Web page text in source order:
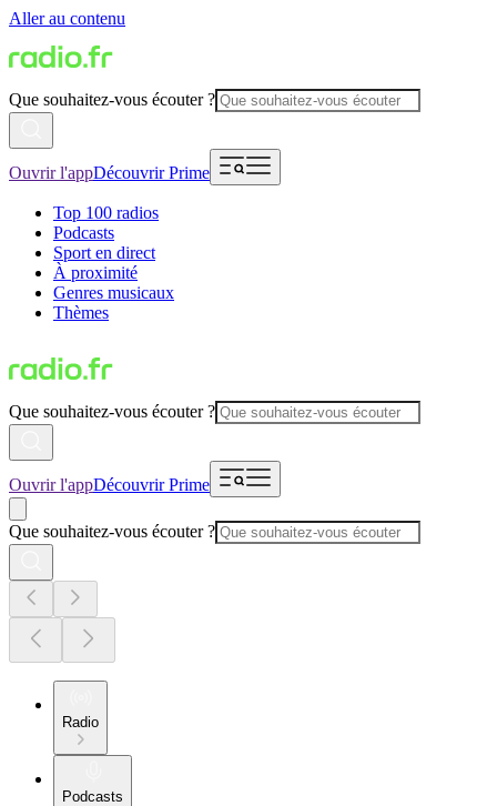
Aller au contenu
Que souhaitez-vous écouter ?
Ouvrir l'appDécouvrir Prime
Top 100 radios
Podcasts
Sport en direct
À proximité
Genres musicaux
Thèmes
Que souhaitez-vous écouter ?
Ouvrir l'appDécouvrir Prime
Que souhaitez-vous écouter ?
Radio
Podcasts